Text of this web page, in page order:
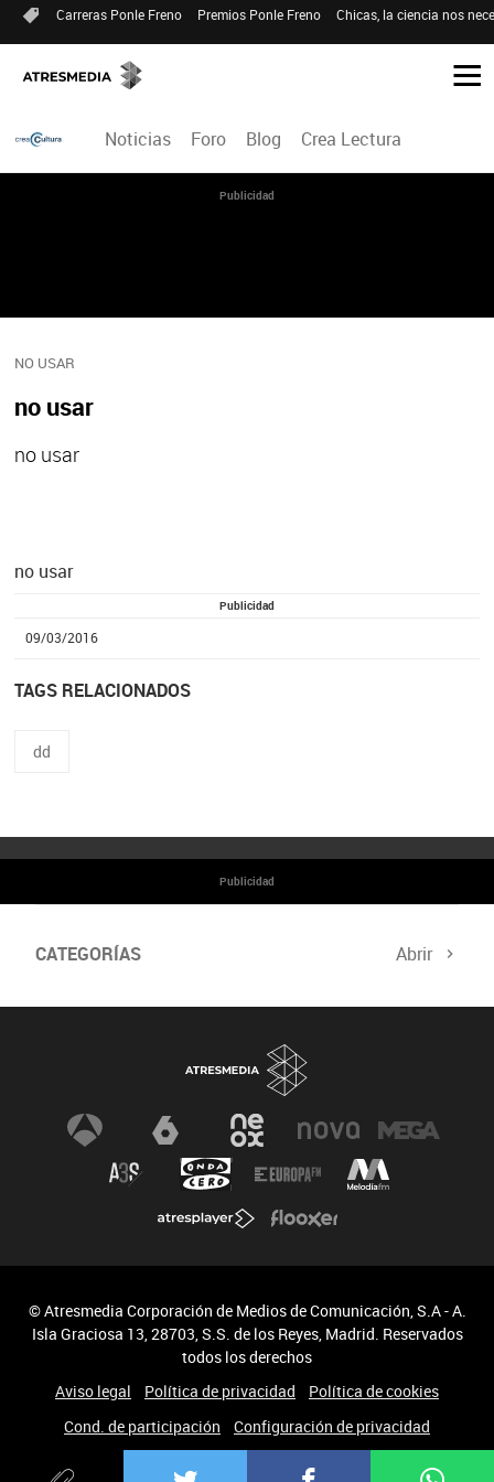
Carreras Ponle Freno Premios Ponle Freno Chicas, la ciencia nos
Noticias Foro Blog Crea Lectura
Publicidad
NO USAR
no usar
no usar
no usar
Publicidad
09/03/2016
TAGS RELACIONADOS
dd
Publicidad
CATEGORÍAS Abrir
© Atresmedia Corporación de Medios de Comunicación, S.A - A.
Isla Graciosa 13, 28703, S.S. de los Reyes, Madrid. Reservados
todos los derechos
Aviso legal
Política de privacidad
Política de cookies
Cond. de participación
Configuración de privacidad